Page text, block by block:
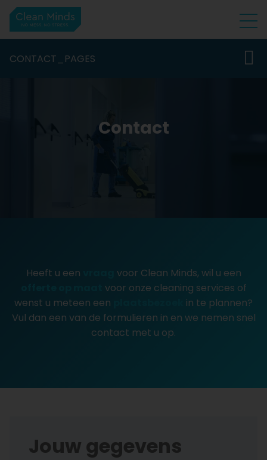
CONTACT_PAGES
Contact
Heeft u een
voor Clean Minds, wil u een
voor onze cleaning services of
wenst u meteen een
in te plannen?
Vul dan een van de formulieren in en we nemen snel
contact met u op.
Jouw gegevens